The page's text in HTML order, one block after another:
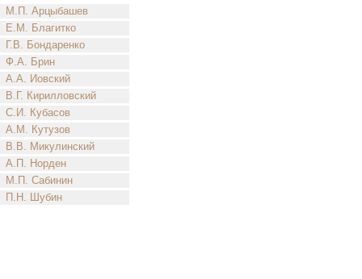
М.П. Арцыбашев
Е.М. Благитко
Г.В. Бондаренко
Ф.А. Брин
А.А. Иовский
В.Г. Кирилловский
С.И. Кубасов
А.М. Кутузов
В.В. Микулинский
А.П. Норден
М.П. Сабинин
П.Н. Шубин